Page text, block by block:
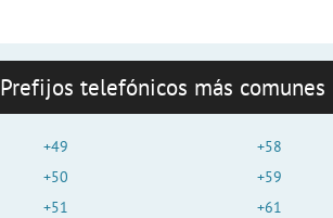
Prefijos telefónicos más comunes
+49
+50
+51
+58
+59
+61